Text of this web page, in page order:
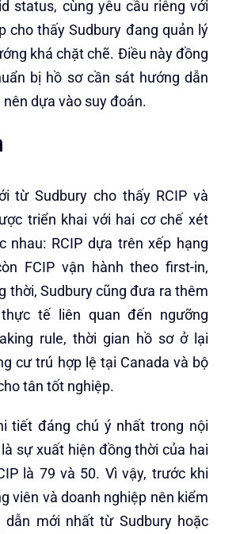
status, cùng yêu cầu riêng với
cho thấy Sudbury đang quản lý
khá chặt chẽ. Điều này đồng
bị hồ sơ cần sát hướng dẫn
nên dựa vào suy đoán.
từ Sudbury cho thấy RCIP và
triển khai với hai cơ chế xét
nhau: RCIP dựa trên xếp hạng
FCIP vận hành theo first-in,
thời, Sudbury cũng đưa ra thêm
tế liên quan đến ngưỡng
rule, thời gian hồ sơ ở lại
cư trú hợp lệ tại Canada và bộ
tân tốt nghiệp.
tiết đáng chú ý nhất trong nội
sự xuất hiện đồng thời của hai
là 79 và 50. Vì vậy, trước khi
viên và doanh nghiệp nên kiểm
dẫn mới nhất từ Sudbury hoặc